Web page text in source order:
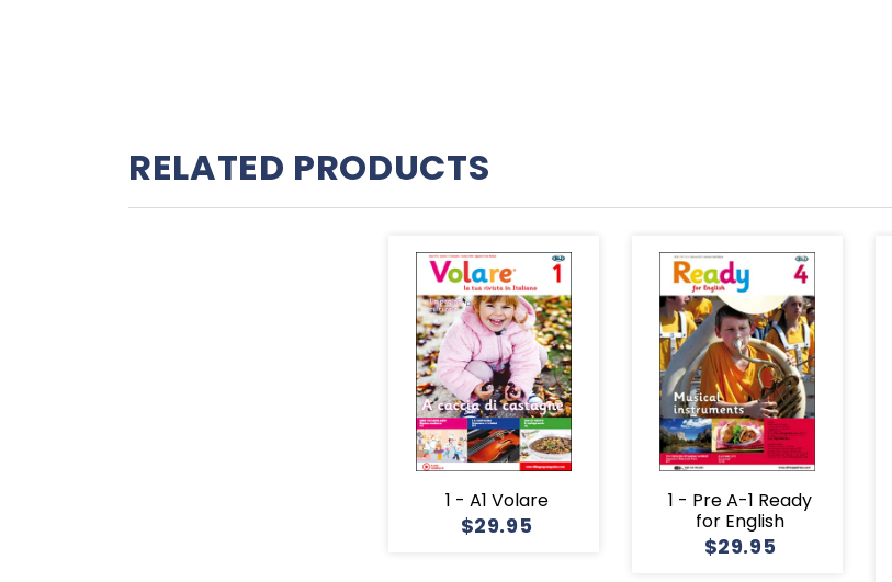
RELATED PRODUCTS
1 - A1 Volare
$29.95
1 - Pre A-1 Ready
for English
$29.95